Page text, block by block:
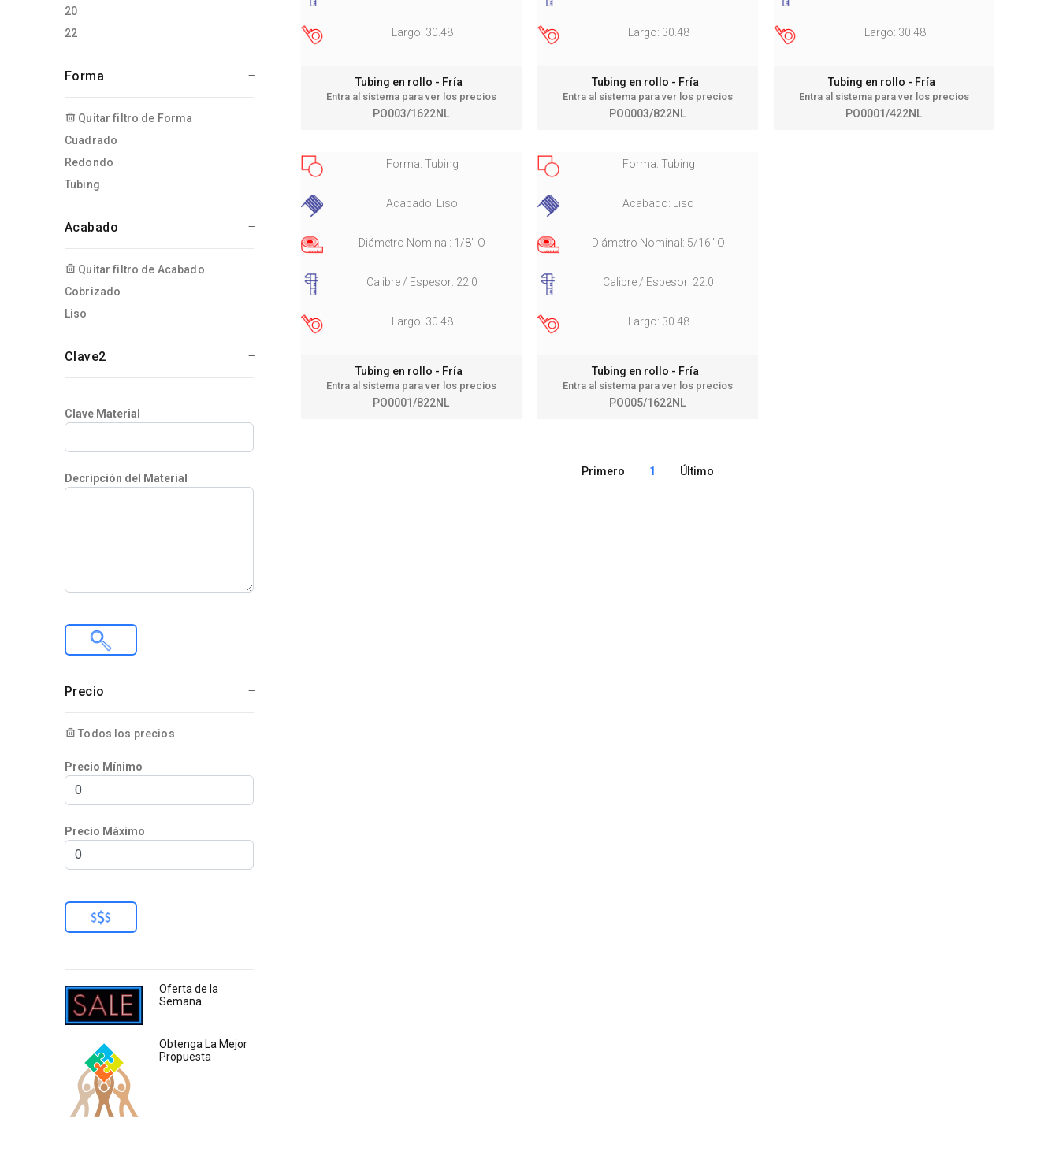
20
22
Forma
Quitar filtro de Forma
Cuadrado
Redondo
Tubing
Acabado
Quitar filtro de Acabado
Cobrizado
Liso
Clave2
Clave Material
Decripción del Material
Precio
Todos los precios
Precio Mínimo
Precio Máximo
Oferta de la
Semana
Obtenga La Mejor
Propuesta
Largo: 30.48
Tubing en rollo - Fría
Entra al sistema para ver los precios
PO003/1622NL
Largo: 30.48
Tubing en rollo - Fría
Entra al sistema para ver los precios
PO0003/822NL
Largo: 30.48
Tubing en rollo - Fría
Entra al sistema para ver los precios
PO0001/422NL
Forma: Tubing
Acabado: Liso
Diámetro Nominal: 1/8" O
Calibre / Espesor: 22.0
Largo: 30.48
Tubing en rollo - Fría
Entra al sistema para ver los precios
PO0001/822NL
Forma: Tubing
Acabado: Liso
Diámetro Nominal: 5/16" O
Calibre / Espesor: 22.0
Largo: 30.48
Tubing en rollo - Fría
Entra al sistema para ver los precios
PO005/1622NL
Primero 1 Último